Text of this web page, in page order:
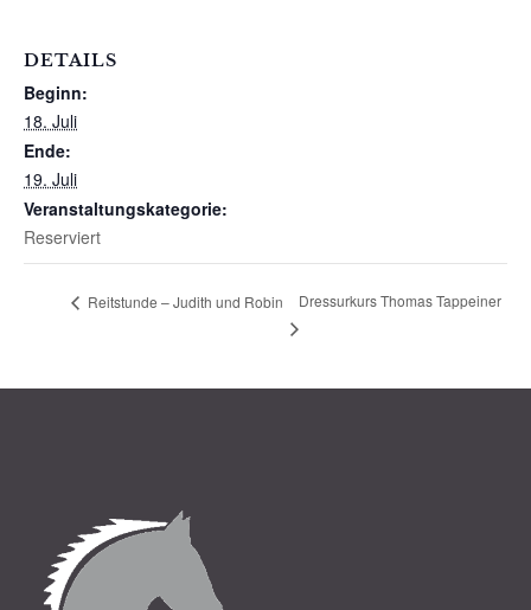
DETAILS
Beginn:
18. Juli
Ende:
19. Juli
Veranstaltungskategorie:
Reserviert
Reitstunde – Judith und Robin Dressurkurs Thomas Tappeiner